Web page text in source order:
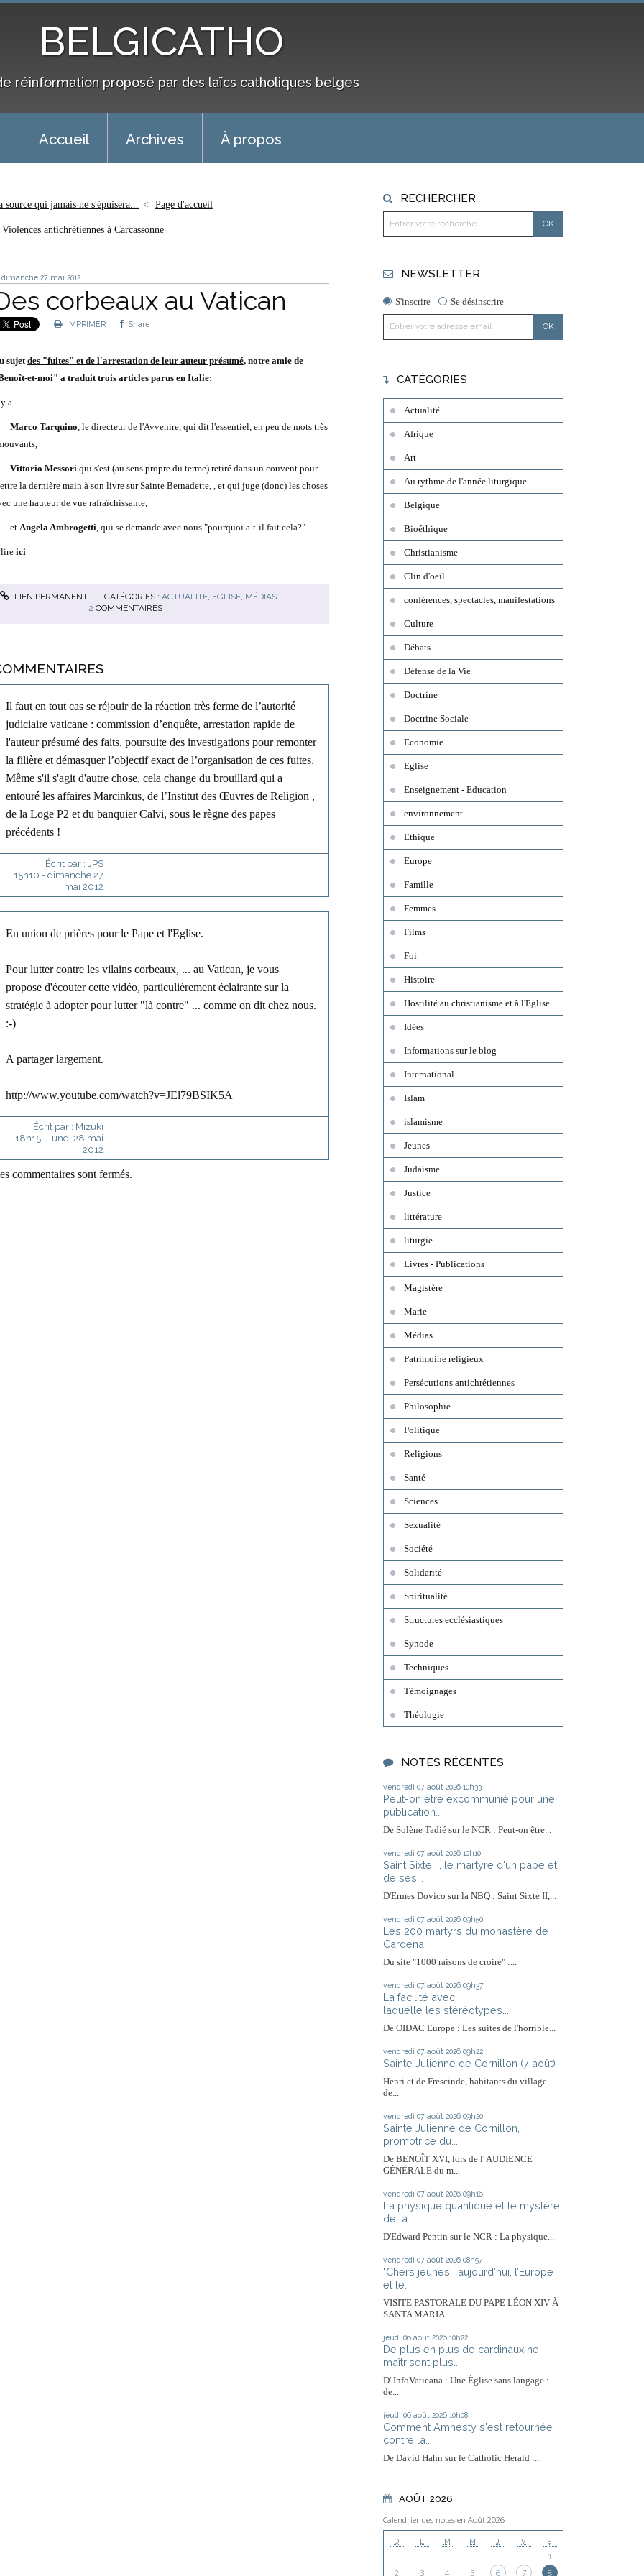
BELGICATHO
réinformation proposé par des laïcs catholiques belges
Accueil Archives À propos
source qui jamais ne s'épuisera... Page d'accueil
Violences antichrétiennes à Carcassonne
dimanche 27 mai 2012
corbeaux au Vatican
IMPRIMER Share
sujetdes "fuites" et de l'arrestation de leur auteur présumé, notre amie de
et-moi" a traduit trois articles parus en Italie:
a
Marco Tarquino, le directeur de l'Avvenire, qui dit l'essentiel, en peu de mots très
Vittorio Messoriqui s'est (au sens propre du terme) retiré dans un couvent pour
la dernière main à son livre sur Sainte Bernadette, , et qui juge (donc) les choses
une hauteur de vue rafraîchissante,
et Angela Ambrogetti, qui se demande avec nous "pourquoi a-t-il fait cela?".
ici
LIEN PERMANENT CATÉGORIES :ACTUALITÉ EGLISE MÉDIAS
2 COMMENTAIRES
Il faut en tout cas se réjouir de la réaction très ferme de l’autorité
judiciaire vaticane : commission d’enquête, arrestation rapide de
l'auteur présumé des faits, poursuite des investigations pour remonter
la filière et démasquer l’objectif exact de l’organisation de ces fuites.
Même s'il s'agit d'autre chose, cela change du brouillard qui a
entouré les affaires Marcinkus, de l’Institut des Œuvres de Religion ,
de la Loge P2 et du banquier Calvi, sous le règne des papes
précédents !
Écrit par : JPS
15h10 - dimanche 27
mai 2012
En union de prières pour le Pape et l'Eglise.
Pour lutter contre les vilains corbeaux, ... au Vatican, je vous
propose d'écouter cette vidéo, particulièrement éclairante sur la
stratégie à adopter pour lutter "là contre" ... comme on dit chez nous.
:-)
A partager largement.
http://www.youtube.com/watch?v=JEl79BSIK5A
Écrit par : Mizuki
18h15- lundi 28 mai
2012
commentaires sont fermés.
RECHERCHER
NEWSLETTER
S'inscrire Se désinscrire
CATÉGORIES
Actualité
Afrique
Art
Au rythme de l'année liturgique
Belgique
Bioéthique
Christianisme
Clin d'oeil
conférences, spectacles, manifestations
Culture
Débats
Défense de la Vie
Doctrine
Doctrine Sociale
Economie
Eglise
Enseignement - Education
environnement
Ethique
Europe
Famille
Femmes
Films
Foi
Histoire
Hostilité au christianisme et à l'Eglise
Idées
Informations sur le blog
International
Islam
islamisme
Jeunes
Judaïsme
Justice
littérature
liturgie
Livres - Publications
Magistère
Marie
Médias
Patrimoine religieux
Persécutions antichrétiennes
Philosophie
Politique
Religions
Santé
Sciences
Sexualité
Société
Solidarité
Spiritualité
Structures ecclésiastiques
Synode
Techniques
Témoignages
Théologie
NOTES RÉCENTES
vendredi 07 août 2026 10h33
Peut-on être excommunié pour une
publication...
De Solène Tadié sur le NCR : Peut-on être...
vendredi 07 août 2026 10h10
Saint Sixte II, le martyre d'un pape et
de ses...
D'Ermes Dovico sur la NBQ : Saint Sixte II,...
vendredi 07 août 2026 09h50
Les 200 martyrs du monastère de
Cardena
Du site "1000 raisons de croire" :...
vendredi 07 août 2026 09h37
La facilité avec
laquelle les stéréotypes...
De OIDAC Europe : Les suites de l'horrible...
vendredi 07 août 2026 09h22
Sainte Julienne de Cornillon (7 août)
Henri et de Frescinde, habitants du village
de...
vendredi 07 août 2026 09h20
Sainte Julienne de Cornillon,
promotrice du...
De BENOÎT XVI, lors de l' AUDIENCE
GÉNÉRALE du m...
vendredi 07 août 2026 09h16
La physique quantique et le mystère
de la...
D'Edward Pentin sur le NCR : La physique...
vendredi 07 août 2026 08h57
"Chers jeunes : aujourd’hui, l’Europe
et le...
VISITE PASTORALE DU PAPE LÉON XIV À
SANTA MARIA...
jeudi 06 août 2026 10h22
De plus en plus de cardinaux ne
maîtrisent plus...
D' InfoVaticana : Une Église sans langage :
de...
jeudi 06 août 2026 10h08
Comment Amnesty s'est retournée
contre la...
De David Hahn sur le Catholic Herald :...
AOÛT 2026
Calendrier des notes en Août 2026
D L M M J V S
1
2
3 4 5 6 7 8